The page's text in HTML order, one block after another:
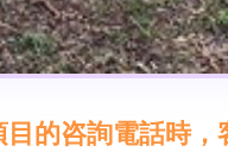
的咨詢電話時